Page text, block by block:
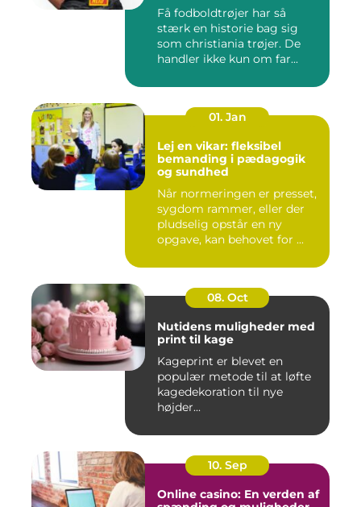
Få fodboldtrøjer har så
stærk en historie bag sig
som christiania trøjer. De
handler ikke kun om far...
01. Jan
Lej en vikar: fleksibel
bemanding i pædagogik
og sundhed
Når normeringen er presset,
sygdom rammer, eller der
pludselig opstår en ny
opgave, kan behovet for ...
08. Oct
Nutidens muligheder med
print til kage
Kageprint er blevet en
populær metode til at løfte
kagedekoration til nye
højder...
10. Sep
Online casino: En verden af